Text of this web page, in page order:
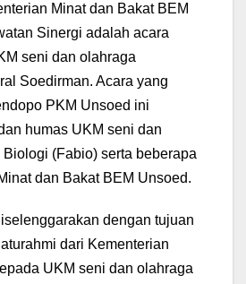
Minat dan Bakat BEM
Sinergi adalah acara
seni dan olahraga
Soedirman. Acara yang
PKM Unsoed ini
humas UKM seni dan
(Fabio) serta beberapa
dan Bakat BEM Unsoed.
dengan tujuan
dari Kementerian
UKM seni dan olahraga